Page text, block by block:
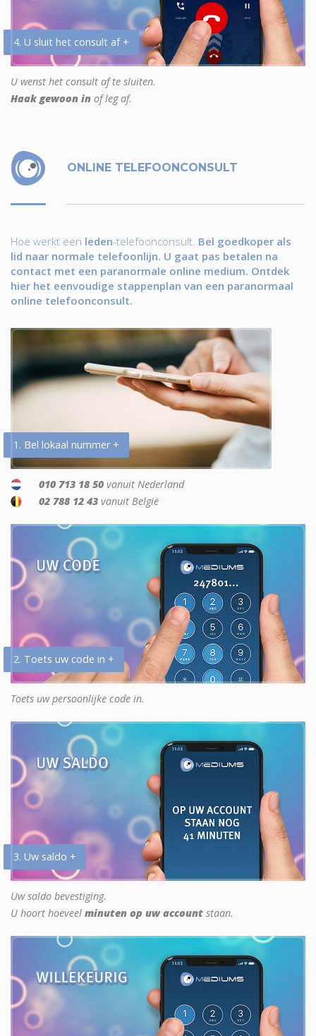
4. U sluit het consult af +
U wenst het consult af te sluiten.
Haak gewoon in of leg af.
ONLINE TELEFOONCONSULT
Hoe werkt een leden-telefoonconsult. Bel goedkoper als
lid naar normale telefoonlijn. U gaat pas betalen na
contact met een paranormale online medium. Ontdek
hier het eenvoudige stappenplan van een paranormaal
online telefoonconsult.
1. Bel lokaal nummer +
010 713 18 50 vanuit Nederland
02 788 12 43 vanuit België
2. Toets uw code in +
Toets uw persoonlijke code in.
3. Uw saldo +
Uw saldo bevestiging.
U hoort hoeveel minuten op uw account staan.